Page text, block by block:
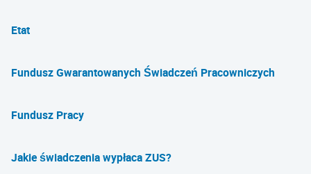
Etat
Fundusz Gwarantowanych Świadczeń Pracowniczych
Fundusz Pracy
Jakie świadczenia wypłaca ZUS?